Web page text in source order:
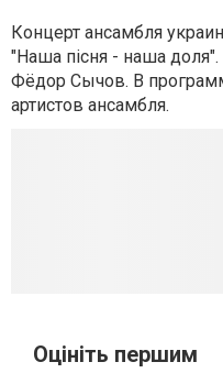
Концерт ансамбля
"Наша пісня - наша
Фёдор Сычов. В
артистов ансамбля.
Оцініть першим